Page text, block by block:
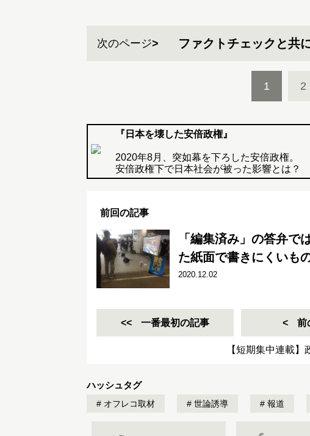
次のページ ファクトチェックと共
1 2
『日本を壊した安倍政権』
2020年8月、突如幕を下ろした安倍政権。
安倍政権下で日本社会が被った影響とは？
前回の記事
「編集済み」の答弁で
た紙面で書きにくいも
2020.12.02
一番最初の記事 前
【短期集中連載
ハッシュタグ
オフレコ取材 世論誘導 報道